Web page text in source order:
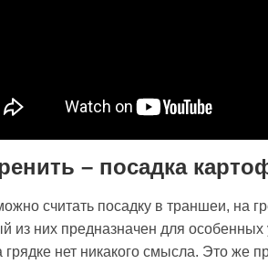
– посадка
считать посадку в траншеи, на
из них предназначен для
нет никакого смысла. Это же